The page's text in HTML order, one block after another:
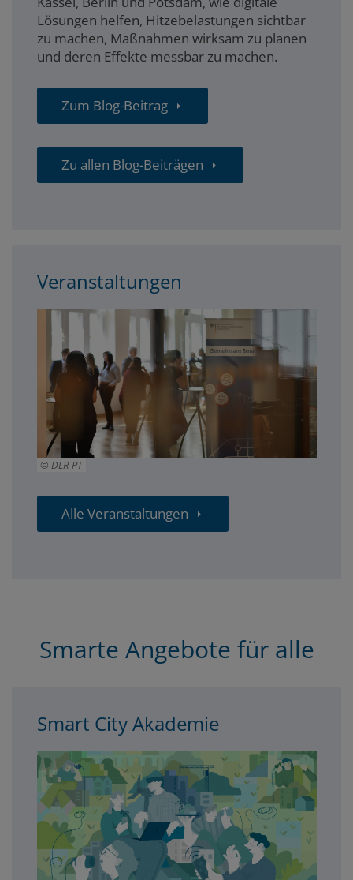
Lösungen helfen, Hitzebelastungen sichtbar
zu machen, Maßnahmen wirksam zu planen
und deren Effekte messbar zu machen.
Zum Blog-Beitrag
Zu allen Blog-Beiträgen
Veranstaltungen
DLR-PT
Alle Veranstaltungen
Smarte Angebote für alle
Smart City Akademie